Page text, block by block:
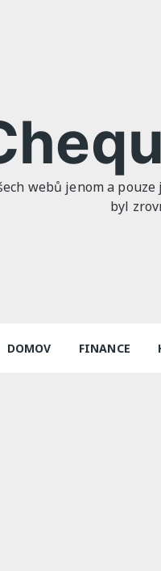
webů jenom a
byl
DOMOV FINANCE